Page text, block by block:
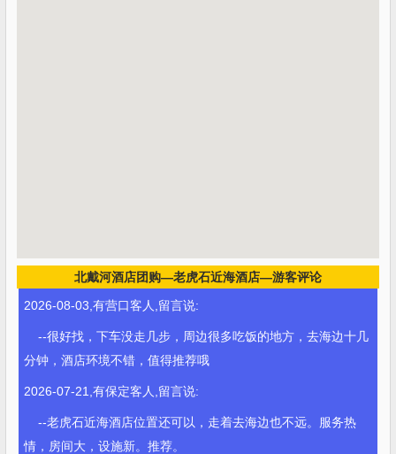
北戴河酒店团购—老虎石近海酒店—游客评论
2026-08-03,有营口客人,留言说:
--很好找，下车没走几步，周边很多吃饭的地方，去海边十几
分钟，酒店环境不错，值得推荐哦
2026-07-21,有保定客人,留言说:
--老虎石近海酒店位置还可以，走着去海边也不远。服务热
情，房间大，设施新。推荐。